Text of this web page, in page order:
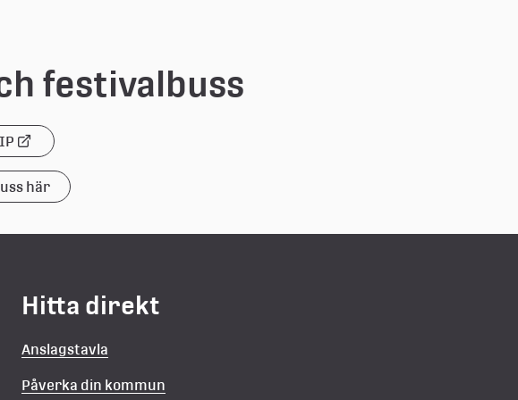
festivalbuss
här
Hitta direkt
Anslagstavla
Påverka din kommun